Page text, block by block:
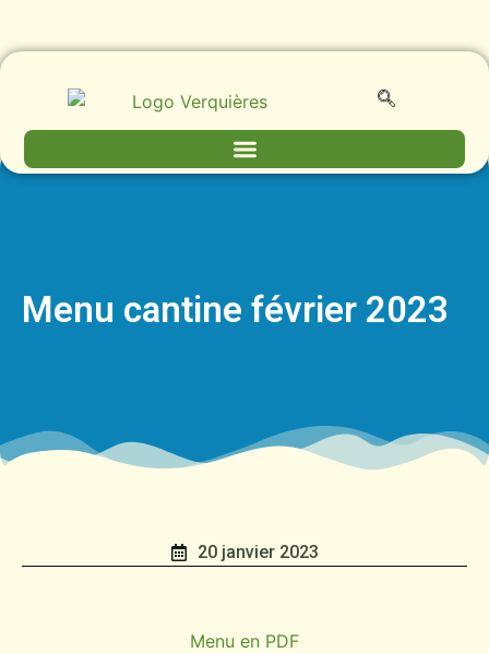
Menu cantine février 2023
20 janvier 2023
Menu en PDF